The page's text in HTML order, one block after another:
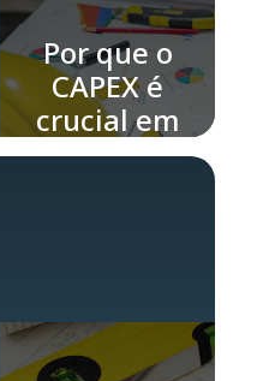
Por que o
CAPEX é
crucial em
projetos